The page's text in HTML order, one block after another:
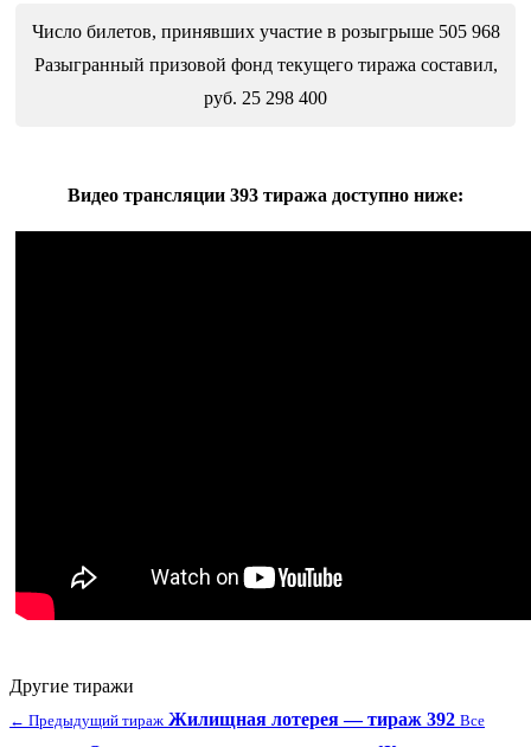
Число билетов, принявших участие в розыгрыше 505 968
Разыгранный призовой фонд текущего тиража составил,
руб. 25 298 400
Видео трансляции 393 тиража доступно ниже:
Другие тиражи
← Предыдущий тираж Жилищная лотерея — тираж 392 Все